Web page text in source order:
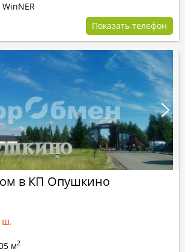
WinNER
Показать телефон
в КП Опушкино
ш.
м2